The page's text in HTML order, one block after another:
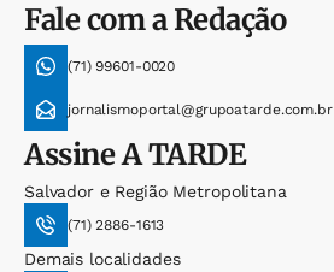
Fale com a Redação
(71) 99601-0020
jornalismoportal@grupoatarde.com.br
AssineA TARDE
Salvador e Região Metropolitana
(71) 2886-1613
Demais localidades